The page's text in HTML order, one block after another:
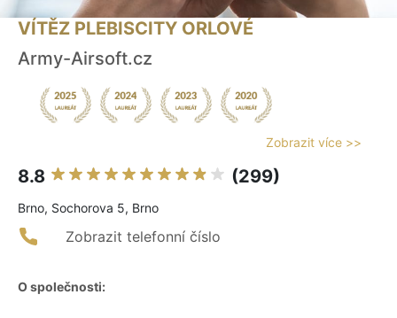
VÍTĚZ PLEBISCITY ORLOVÉ
Army-Airsoft.cz
Zobrazit více >>
8.8 (299)
Brno, Sochorova 5, Brno
Zobrazit telefonní číslo
O společnosti: